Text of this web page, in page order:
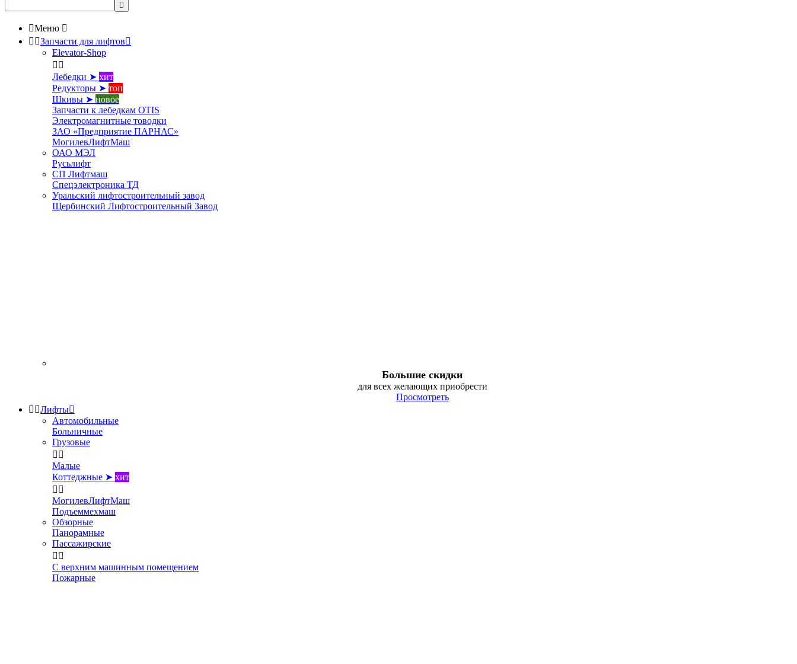

Меню 
 Запчасти для лифтов
Elevator-Shop
 
Лебедки ➤ хит
Редукторы ➤ топ
Шкивы ➤ новое
Запчасти к лебедкам OTIS
Электромагнитные товодки
ЗАО «Предприятие ПАРНАС»
МогилевЛифтМаш
ОАО МЭЛ
Русьлифт
СП Лифтмаш
Спецэлектроника ТД
Уральский лифтостроительный завод
Щербинский Лифтостроительный Завод
Большие скидки
для всех желающих приобрести
Просмотреть
 Лифты
Автомобильные
Больничные
Грузовые
 
Малые
Коттеджные ➤ хит
 
МогилевЛифтМаш
Подъеммехмаш
Обзорные
Панорамные
Пассажирские
 
С верхним машинным помещением
Пожарные